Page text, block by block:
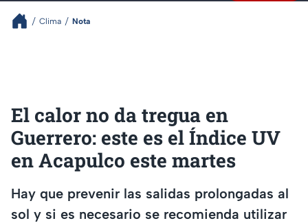
Clima Nota
El calor no da tregua en
Guerrero: este es el Índice UV
en Acapulco este martes
Hay que prevenir las salidas prolongadas al
sol y si es necesario se recomienda utilizar